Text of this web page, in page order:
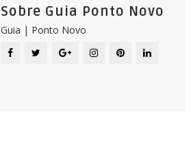
Sobre Guia Ponto Novo
Guia | Ponto Novo